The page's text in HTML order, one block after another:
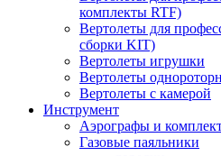
комплекты RTF)
Вертолеты для
сборки KIT)
Вертолеты игрушки
Вертолеты
Вертолеты с камерой
Инструмент
Аэрографы и
Газовые паяльники